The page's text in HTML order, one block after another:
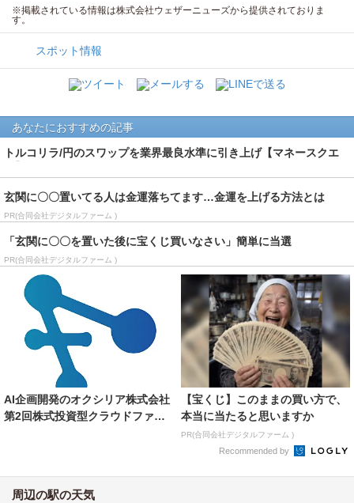
※掲載されている情報は株式会社ウェザーニューズから提供されておりま
す。
スポット情報
あなたにおすすめの記事
トルコリラ/円のスワップを業界最良水準に引き上げ【マネースクエ
玄関に〇〇置いてる人は金運落ちてます…金運を上げる方法とは
PR(合同会社デジタルファーム )
「玄関に〇〇を置いた後に宝くじ買いなさい」簡単に当選
PR(合同会社デジタルファーム )
AI企画開発のオクシリア株式会社
第2回株式投資型クラウドファン
【宝くじ】このままの買い方で、
本当に当たると思いますか
PR(合同会社デジタルファーム )
Recommended by
周辺の駅の天気